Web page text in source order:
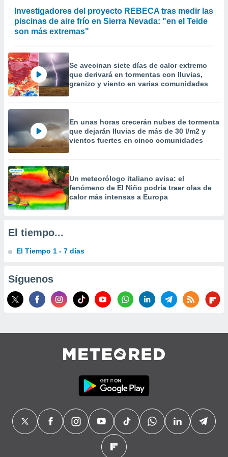
crear un
la
contenido
medir el
de la
el
de
a través
de
de
de
uso de
con el
e
publicidad
Investigadores del proyecto REBECA tras medir las
piscinas de aire frío en Sierra Nevada: "en el Teide
son más extremas"
Se avecinan siete días de calor extremo
que derivará en tormentas con lluvias,
granizo y viento en varias comunidades
En unas horas crecerán nubes de tormenta
que dejarán lluvias de más de 30 l/m2 y
vientos fuertes en cinco comunidades
Un meteorólogo italiano avisa: el
fenómeno de El Niño podría traer olas de
calor más intensas a Europa
El tiempo...
El Tiempo 1 - 7 días
Síguenos